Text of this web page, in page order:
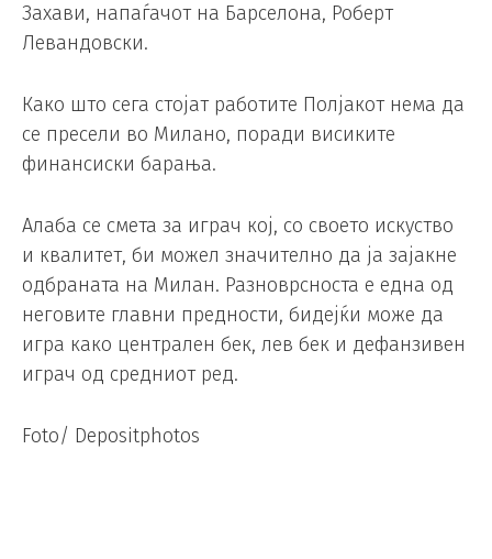
Захави, напаѓачот на Барселона, Роберт
Левандовски.
Како што сега стојат работите Полјакот нема да
се пресели во Милано, поради висиките
финансиски барања.
Алаба се смета за играч кој, со своето искуство
и квалитет, би можел значително да ја зајакне
одбраната на Милан. Разноврсноста е една од
неговите главни предности, бидејќи може да
игра како централен бек, лев бек и дефанзивен
играч од средниот ред.
Foto/ Depositphotos